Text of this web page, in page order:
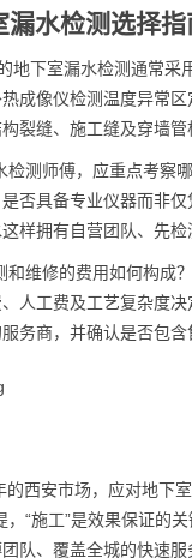
水检测选择指
地下室漏水检测通常采
成像仪检测温度异常
裂缝、施工缝及穿墙管
检测师傅，应重点考察
否具备专业仪器而非
样拥有自营团队、先
和维修的费用如何构成
、人工费及工艺复杂度
务商，并确认是否包
西安市场，应对地下
，“施工”是效果保证的
队、覆盖全城的快速